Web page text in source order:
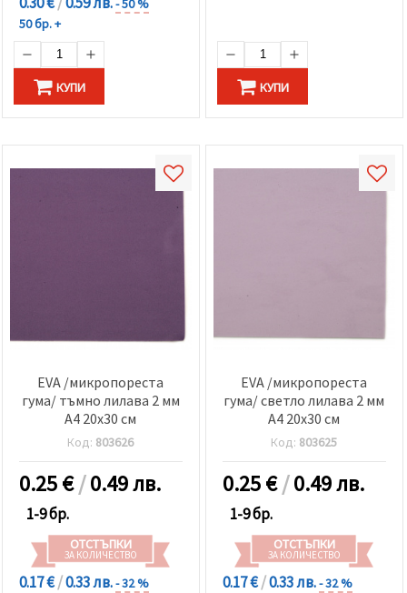
50 бр. +
КУПИ КУПИ
EVA /микропореста
гума/ тъмно лилава 2 мм
А4 20x30 см
Код: 803626
0.25€/0.49 лв.
1-9 бр.
ОТСТЪПКИ
ЗА КОЛИЧЕСТВО
0.17 €/0.33 лв.- 32 %
EVA /микропореста
гума/ светло лилава 2 мм
А4 20x30 см
Код: 803625
0.25€/0.49 лв.
1-9 бр.
ОТСТЪПКИ
ЗА КОЛИЧЕСТВО
0.17 €/0.33 лв.- 32 %